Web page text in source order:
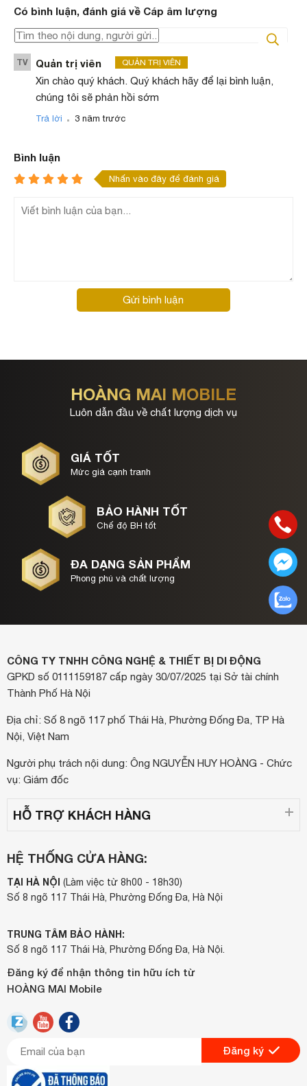
Có bình luận, đánh giá về Cáp âm lượng
TV Quản trị viên QUẢN TRỊ VIÊN
Xin chào quý khách. Quý khách hãy để lại bình luận,
chúng tôi sẽ phản hồi sớm
Trả lời . 3 năm trước
Bình luận
Nhấn vào đây để đánh giá
Gửi bình luận
HOÀNG MAI MOBILE
Luôn dẫn đầu về chất lượng dịch vụ
GIÁ TỐT
Mức giá cạnh tranh
BẢO HÀNH TỐT
Chế độ BH tốt
ĐA DẠNG SẢN PHẨM
Phong phú và chất lượng
CÔNG TY TNHH CÔNG NGHỆ & THIẾT BỊ DI ĐỘNG
GPKD số 0111159187 cấp ngày 30/07/2025 tại Sở tài chính
Thành Phố Hà Nội
Địa chỉ: Số 8 ngõ 117 phố Thái Hà, Phường Đống Đa, TP Hà
Nội, Việt Nam
Người phụ trách nội dung: Ông NGUYỄN HUY HOÀNG - Chức
vụ: Giám đốc
HỖ TRỢ KHÁCH HÀNG
HỆ THỐNG CỬA HÀNG:
TẠI HÀ NỘI (Làm việc từ 8h00 - 18h30)
Số 8 ngõ 117 Thái Hà, Phường Đống Đa, Hà Nội
TRUNG TÂM BẢO HÀNH:
Số 8 ngõ 117 Thái Hà, Phường Đống Đa, Hà Nội.
Đăng ký để nhận thông tin hữu ích từ
HOÀNG MAI Mobile
Đăng ký